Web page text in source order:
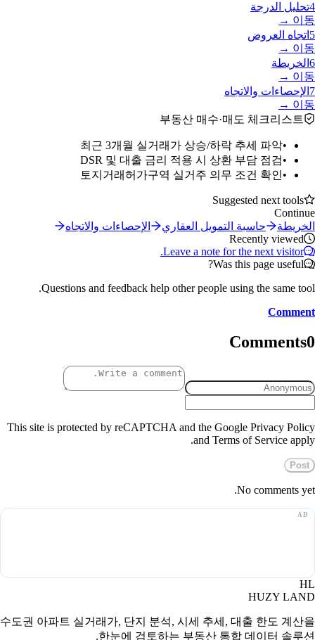
4تحليل الدرجة
이동 →
5 اتجاه العروض
이동 →
6 الخريطة
이동 →
7 الإحصاءات والاتجاه
이동 →
부동산 매수·매도 체크리스트
•
최근 3개월 실거래가 상승/하락 추세 파악
•
DSR 및 대출 금리 적용 시 상환 부담 점검
•
토지거래허가구역 실거주 의무 조건 확인
Suggested next tools
Continue
الخريطة
حاسبة التمويل العقاري
الإحصاءات والاتجاه
Recently viewed
Leave a note for the next visitor.
Was this page useful?
Questions and feedback help other people using the same tool.
Comment
Comments0
This site is protected by reCAPTCHA and the Google Privacy Policy
and Terms of Service apply.
Post
No comments yet.
HL
HUZY LAND
수도권 아파트 실거래가, 단지 분석, 시세 추세, 대출 한도 계산을
한눈에 검토하는 부동산 통합 데이터 솔루션.